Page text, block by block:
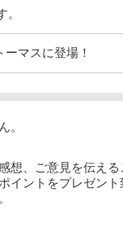
マスに登場！
。
想、ご意見を伝える
イントをプレゼン